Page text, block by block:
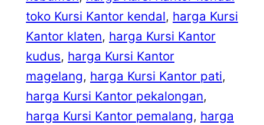
toko Kursi Kantor kendal, harga Kursi
Kantor klaten, harga Kursi Kantor
kudus, harga Kursi Kantor
magelang, harga Kursi Kantor pati
harga Kursi Kantor pekalongan
harga Kursi Kantor pemalang, harga